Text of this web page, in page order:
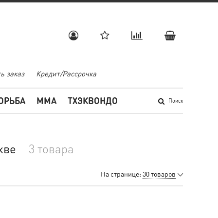
заказ Кредит/Рассрочка
Поиск
MMA ТХЭКВОНДО
3 товара
На странице: 30 товаров